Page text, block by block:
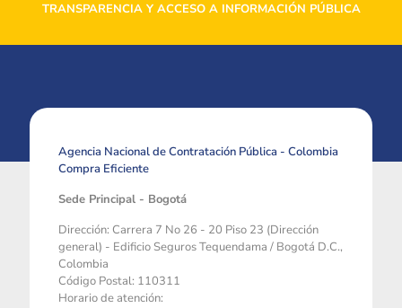
TRANSPARENCIA Y ACCESO A INFORMACIÓN PÚBLICA
Agencia Nacional de Contratación Pública - Colombia
Compra Eficiente
Sede Principal - Bogotá
Dirección: Carrera 7 No 26 - 20 Piso 23 (Dirección
general) - Edificio Seguros Tequendama / Bogotá D.C.,
Colombia
Código Postal: 110311
Horario de atención: